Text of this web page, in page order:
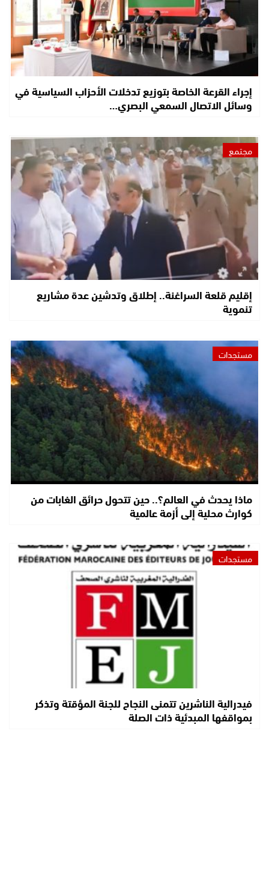
إجراء القرعة الخاصة بتوزيع تدخلات الأحزاب السياسية في
وسائل الاتصال السمعي البصري…
مجتمع
إقليم قلعة السراغنة.. إطلاق وتدشين عدة مشاريع
تنموية
مستجدات
ماذا يحدث في العالم؟.. حين تتحول حرائق الغابات من
كوارث محلية إلى أزمة عالمية
مستجدات
فيدرالية الناشرين تتمنى النجاح للجنة المؤقتة وتذكر
بمواقفها المبدئية ذات الصلة